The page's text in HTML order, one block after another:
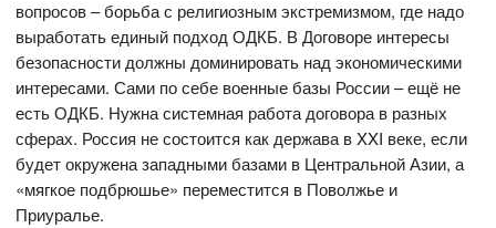
вопросов – борьба с религиозным экстремизмом, где надо
выработать единый подход ОДКБ. В Договоре интересы
безопасности должны доминировать над экономическими
интересами. Сами по себе военные базы России – ещё не
есть ОДКБ. Нужна системная работа договора в разных
сферах. Россия не состоится как держава в XXI веке, если
будет окружена западными базами в Центральной Азии, а
«мягкое подбрюшье» переместится в Поволжье и
Приуралье.